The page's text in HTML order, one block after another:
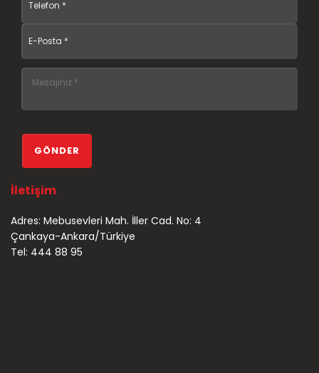
İletişim
Adres: Mebusevleri Mah. İller Cad. No: 4
Çankaya-Ankara/Türkiye
Tel: 444 88 95